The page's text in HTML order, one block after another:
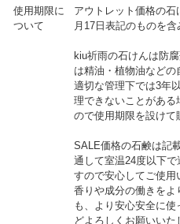
使用期限に
ついて
アウトレット価格の
月17日表記のものを含
kiu祈雨の石けんは防
は精油・植物油などの
適切な管理下では3年
理できないことがある
ので使用期限を設けて
SALE価格の石鹸は記
通して室温24度以下
すので安心してご使用
香りや成分の働きをよ
も、より安心安全に
どよろしくお願いいた